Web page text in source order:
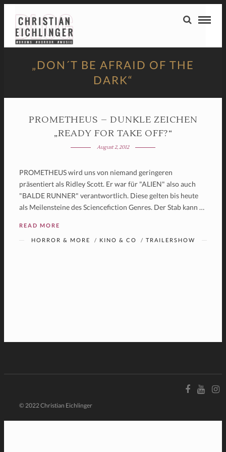
„DON´T BE AFRAID OF THE
DARK“
PROMETHEUS – DUNKLE ZEICHEN
„READY FOR TAKE OFF?“
August 2, 2012
PROMETHEUS wird uns von niemand geringeren
präsentiert als Ridley Scott. Er war für "ALIEN" also auch
"BALDE RUNNER" verantwortlich. Diese gelten bis heute
als Meilensteine des Sciencefiction Genres. Der Stab kann …
READ MORE
HORROR & MORE / KINO & CO / TRAILERSHOW
© 2022 Christian Eichlinger